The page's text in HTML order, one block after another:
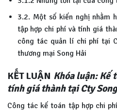
3.2. Một số kiến nghị nhằm
tập hợp chi phí và tính giá
công tác quản lí chi phí tại
thương mại Song Hải
KẾT LUẬN Khóa luận: Kế
tính giá thành tại Cty
Công tác kế toán tập hợp chi